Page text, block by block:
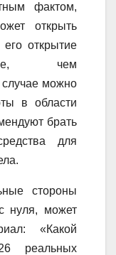
фактом,
открыть
его открытие
чем
случае можно
в области
брать
для
стороны
нуля, может
«Какой
реальных